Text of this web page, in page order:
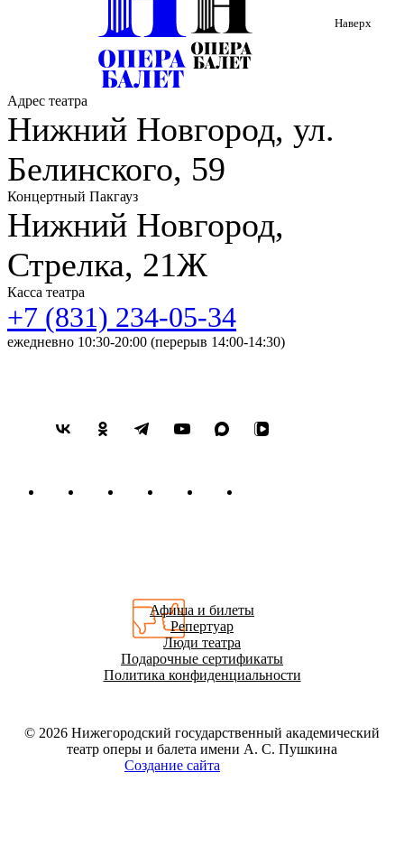
С 2006 по 2018 годы сотрудничала с оркестром Pratum
Integrum под управлением П. Сербина, а также с такими
дирижерами, как Йорн Бойзен, Филипп Чижевский,
Александр Рудин и др.
С 2022 года – солистка оркестра La Voce Strumentale
Нижегородского государственного академического театра
оперы и балета имени А С. Пушкина.
Наверх
Адрес театра
Нижний Новгород, ул.
Белинского, 59
Концертный Пакгауз
Нижний Новгород,
Стрелка, 21Ж
Касса театра
+7 (831) 234-05-34
ежедневно 10:30-20:00 (перерыв 14:00-14:30)
Афиша и билеты
Репертуар
Люди театра
Подарочные сертификаты
Политика конфиденциальности
© 2026 Нижегородский государственный академический
театр оперы и балета имени А. С. Пушкина
Создание сайта